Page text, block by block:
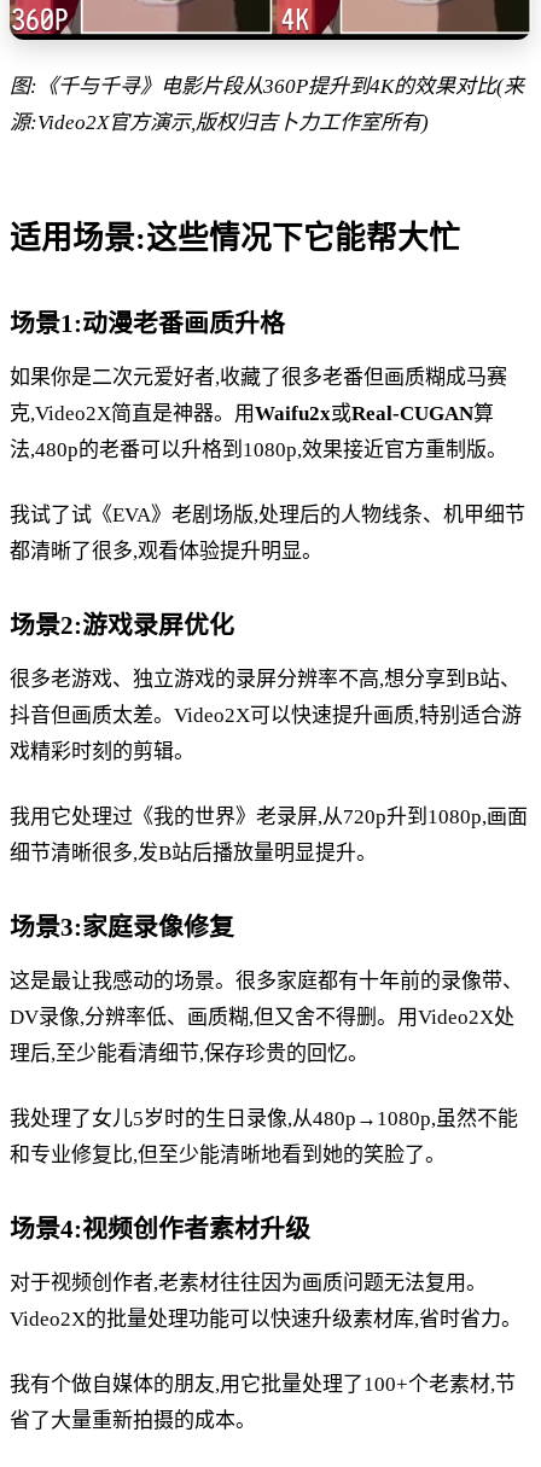
图:《千与千寻》电影片段从360P提升到4K的效果对比(来
源:Video2X官方演示,版权归吉卜力工作室所有)
适用场景:这些情况下它能帮大忙
场景1:动漫老番画质升格
如果你是二次元爱好者,收藏了很多老番但画质糊成马赛
克,Video2X简直是神器。用Waifu2x或Real-CUGAN算
法,480p的老番可以升格到1080p,效果接近官方重制版。
我试了试《EVA》老剧场版,处理后的人物线条、机甲细节
都清晰了很多,观看体验提升明显。
场景2:游戏录屏优化
很多老游戏、独立游戏的录屏分辨率不高,想分享到B站、
抖音但画质太差。Video2X可以快速提升画质,特别适合游
戏精彩时刻的剪辑。
我用它处理过《我的世界》老录屏,从720p升到1080p,画面
细节清晰很多,发B站后播放量明显提升。
场景3:家庭录像修复
这是最让我感动的场景。很多家庭都有十年前的录像带、
DV录像,分辨率低、画质糊,但又舍不得删。用Video2X处
理后,至少能看清细节,保存珍贵的回忆。
我处理了女儿5岁时的生日录像,从480p→1080p,虽然不能
和专业修复比,但至少能清晰地看到她的笑脸了。
场景4:视频创作者素材升级
对于视频创作者,老素材往往因为画质问题无法复用。
Video2X的批量处理功能可以快速升级素材库,省时省力。
我有个做自媒体的朋友,用它批量处理了100+个老素材,节
省了大量重新拍摄的成本。